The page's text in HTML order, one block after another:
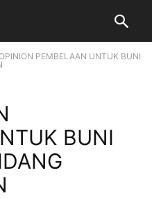
PEMBELAAN UNTUK BUNI
BUNI